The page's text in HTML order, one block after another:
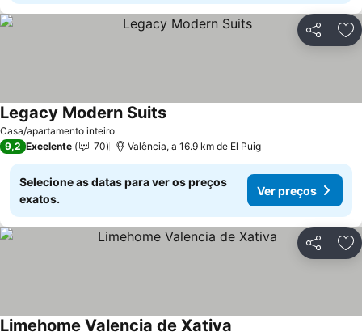
Partilhar
Casa/apartamento inteiro
Legacy Modern Suits
9,2 Excelente 70 Valência, a 16.9 km de El Puig
Selecione as datas para ver os preços
exatos.
Ver preços
Partilhar
Limehome Valencia de Xativa